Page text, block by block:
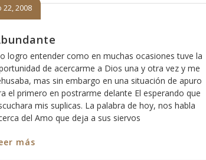
22, 2008
logro entender como en muchas ocasiones tuve la
de acercarme a Dios una y otra vez y me
mas sin embargo en una situación de apuro
el primero en postrarme delante El esperando que
mis suplicas. La palabra de hoy, nos habla
del Amo que deja a sus siervos
más